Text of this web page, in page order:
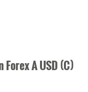
A USD (C)